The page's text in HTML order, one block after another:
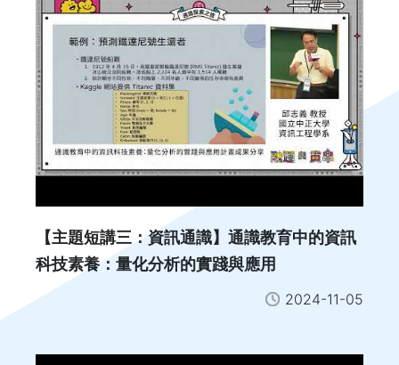
【主題短講三：資訊通識】通識教育中的資訊
科技素養：量化分析的實踐與應用
2024-11-05